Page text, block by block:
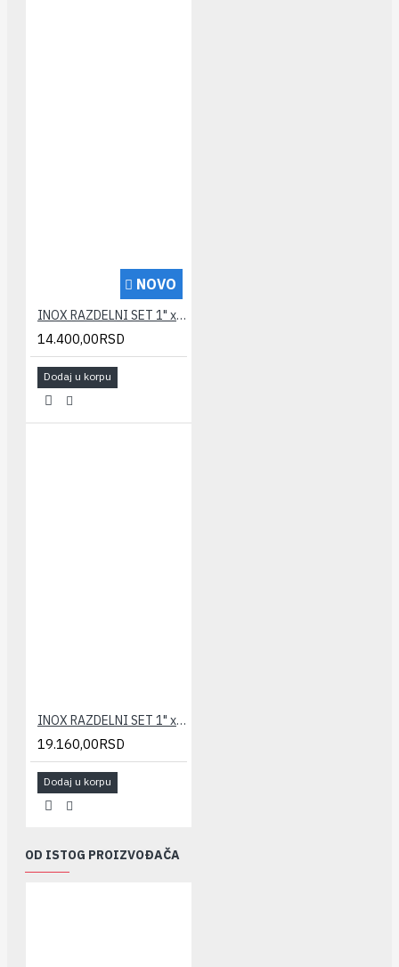
NOVO
INOX RAZDELNI SET 1" x 10 izlaza za radijatorsko grejanje
14.400,00RSD
Dodaj u korpu
INOX RAZDELNI SET 1" x 11
19.160,00RSD
Dodaj u korpu
OD ISTOG PROIZVOĐAČA